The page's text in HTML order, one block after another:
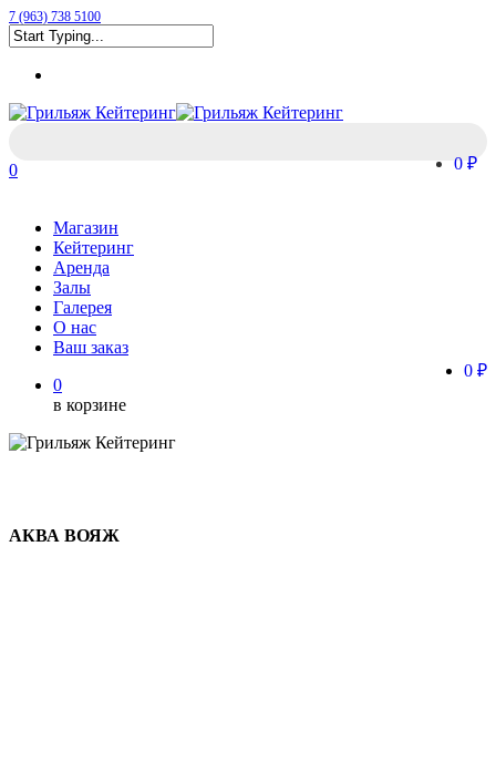
Skip
to
content
7 (963) 738 5100
Search
0 ₽
0
Магазин
Кейтеринг
Аренда
Залы
Галерея
О нас
Ваш заказ
0 ₽
0
в корзине
АКВА ВОЯЖ